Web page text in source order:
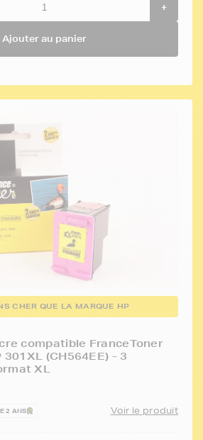
+
Ajouter au panier
CHER QUE LA MARQUE HP
compatible FranceToner
(CH564EE) - 3
XL
2 ANS Voir le produit